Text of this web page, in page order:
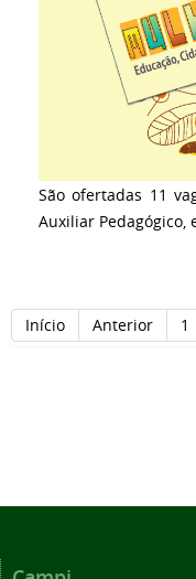
São ofertadas 11
Auxiliar Pedagógico,
Início
Anterior 1